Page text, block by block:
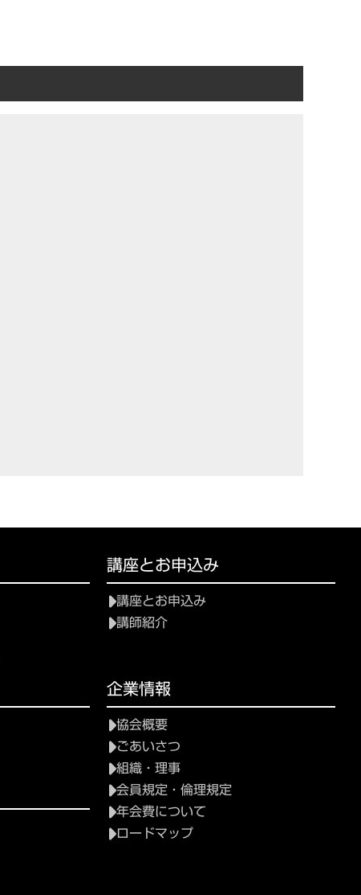
講座とお申込み
講座とお申込み
講師紹介
企業情報
協会概要
ごあいさつ
組織・理事
会員規定・倫理規定
年会費について
ロードマップ